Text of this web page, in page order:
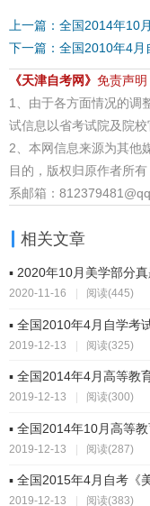
上一篇：全国2014年10
下一篇：全国2010年4月
《天津自考网》 免责声明
1、由于各方面情况的调
试信息以省考试院及院校
2、本网信息来源为其他
目的，版权归原作者所
系邮箱：
相关文章
▪ 2020年10月美学部分
2020-11-16 | 阅读(445)
▪ 全国2010年4月自学考
2019-12-13 | 阅读(325)
▪ 全国2014年4月高等教
2019-12-13 阅读(300)
▪ 全国2014年10月高等
2019-12-13 | 阅读(287)
▪ 全国2015年4月自考《
2019-12-13 阅读(383)